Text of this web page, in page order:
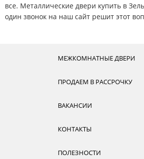
все. Металлические двери купить в
один звонок на наш сайт решит этот
МЕЖКОМНАТНЫЕ ДВЕРИ
ПРОДАЕМ В РАССРОЧКУ
ВАКАНСИИ
КОНТАКТЫ
ПОЛЕЗНОСТИ